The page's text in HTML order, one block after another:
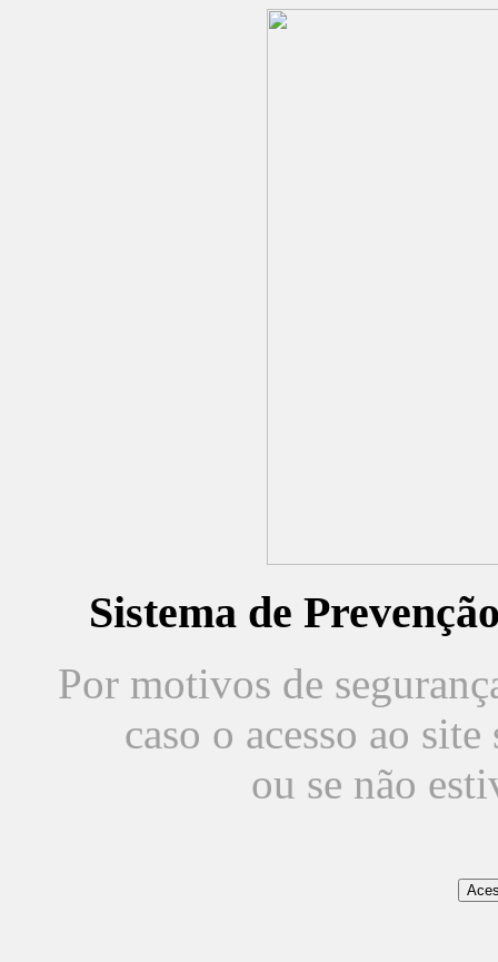
Sistema de
Por motivos de
caso o acesso ao
ou se não